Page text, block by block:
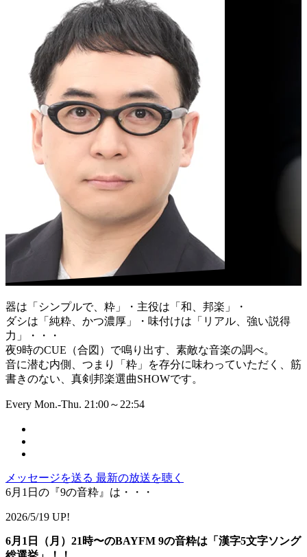
器は「シンプルで、粋」・主役は「和、邦楽」・
ダシは「純粋、かつ濃厚」・味付けは「リアル、強い説得
力」・・・
夜9時のCUE（合図）で鳴り出す、素敵な音楽の調べ。
音に潜む内側、つまり「粋」を存分に味わっていただく、筋
書きのない、真剣邦楽選曲SHOWです。
Every Mon.-Thu. 21:00～22:54
メッセージを送る 最新の放送を聴く
6月1日の『9の音粋』は・・・
2026/5/19 UP!
6月1日（月）21時〜のBAYFM 9の音粋は「漢字5文字ソング